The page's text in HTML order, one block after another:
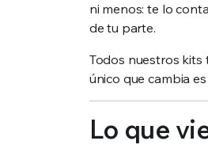
ni menos: te lo
de tu parte.
Todos nuestros kits
único que cambia
Lo que